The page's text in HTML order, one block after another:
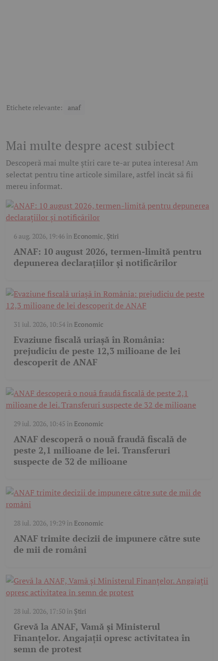
Etichete relevante: anaf
Mai multe despre acest subiect
Descoperă mai multe știri care te-ar putea interesa! Am
selectat pentru tine articole similare, astfel încât să fii
mereu informat.
6 aug. 2026, 19:46în Economic, Știri
ANAF: 10 august 2026, termen-limită pentru
depunerea declarațiilor și notificărilor
31 iul. 2026, 10:54în Economic
Evaziune fiscală uriașă în România:
prejudiciu de peste 12,3 milioane de lei
descoperit de ANAF
29 iul. 2026, 10:45 în Economic
ANAF descoperă o nouă fraudă fiscală de
peste 2,1 milioane de lei. Transferuri
suspecte de 32 de milioane
28 iul. 2026, 19:29în Economic
ANAF trimite decizii de impunere către sute
de mii de români
28 iul. 2026, 17:50în Știri
Grevă la ANAF, Vamă și Ministerul
Finanțelor. Angajații opresc activitatea în
semn de protest